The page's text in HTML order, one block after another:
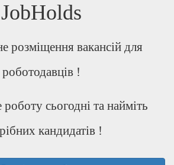
JobHolds
розміщення вакансій для
роботодавців !
сьогодні та найміть
кандидатів !